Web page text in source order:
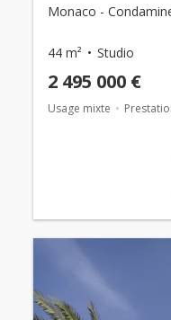
Monaco -
44 m² Studio
2 495 000 €
Usage mixte